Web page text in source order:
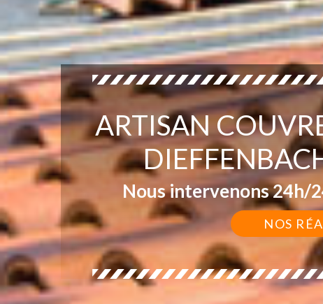
ARTISAN
Nous intervenons 24h/
NOS